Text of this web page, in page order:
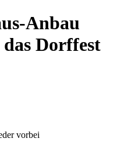
Anbau
Dorffest
vorbei